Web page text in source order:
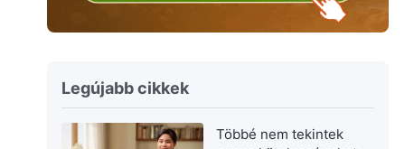
Legújabb cikkek
Többé nem tekintek